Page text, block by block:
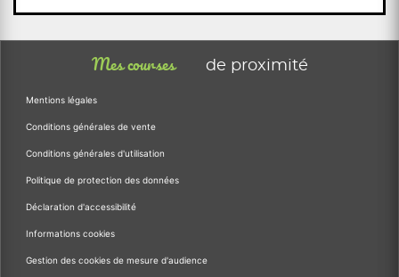
Mes courses de proximité
Mentions légales
Conditions générales de vente
Conditions générales d'utilisation
Politique de protection des données
Déclaration d'accessibilité
Informations cookies
Gestion des cookies de mesure d'audience